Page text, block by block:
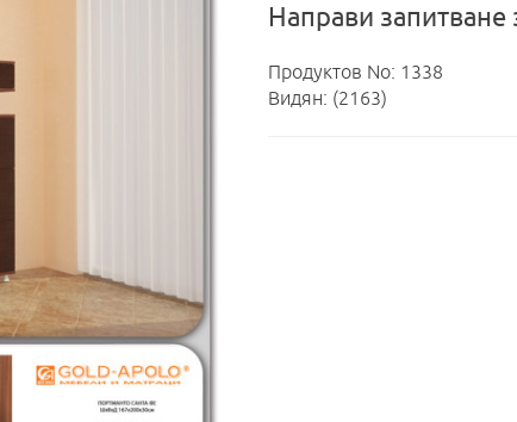
Направи запитване
Продуктов No: 1338
Видян: (2163)